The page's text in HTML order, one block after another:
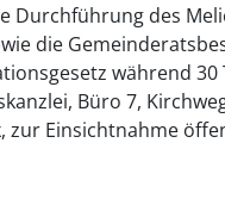
Durchführung des
die
während 30
Büro 7,
zur Einsichtnahme